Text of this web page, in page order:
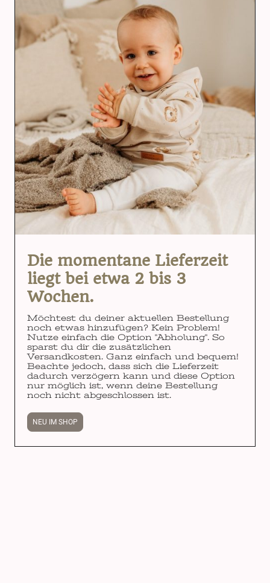
Die momentane Lieferzeit
liegt bei etwa 2 bis 3
Wochen.
Möchtest du deiner aktuellen Bestellung
noch etwas hinzufügen? Kein Problem!
Nutze einfach die Option "Abholung". So
sparst du dir die zusätzlichen
Versandkosten. Ganz einfach und bequem!
Beachte jedoch, dass sich die Lieferzeit
dadurch verzögern kann und diese Option
nur möglich ist, wenn deine Bestellung
noch nicht abgeschlossen ist.
NEU IM SHOP